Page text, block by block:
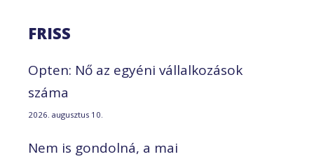
FRISS
Opten: Nő az egyéni vállalkozások
száma
2026. augusztus 10.
Nem is gondolná, a mai